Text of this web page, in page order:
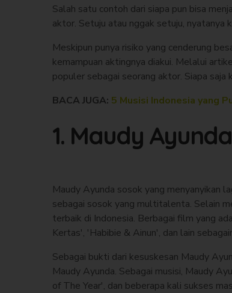
Salah satu contoh dari siapa pun bisa
aktor. Setuju atau nggak setuju, nyatanya
Meskipun punya risiko yang cenderung
kemampuan aktingnya diakui. Melalui
populer sebagai seorang aktor. Siapa saja
BACA JUGA: 5 Musisi Indonesia yang
1. Maudy Ayunda
Maudy Ayunda sosok yang menyanyikan
sebagai sosok yang multitalenta. Selain
terbaik di Indonesia. Berbagai film yang
Kertas', 'Habibie & Ainun', dan lain
Sebagai bukti dari kesuskesan Maudy
Maudy Ayunda. Sebagai musisi, Maudy
of The Year', dan beberapa kali sukses